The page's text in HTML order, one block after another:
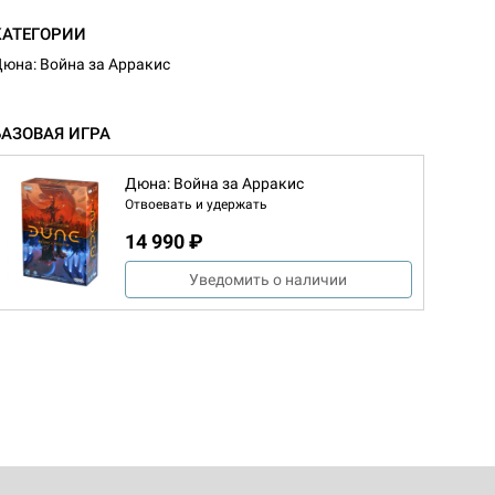
Война за Арракис
ИГРА
Дюна: Война за Арракис
Отвоевать и удержать
14 990 ₽
Уведомить о наличии